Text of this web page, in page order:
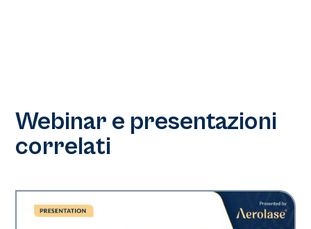
Webinar e presentazioni
correlati